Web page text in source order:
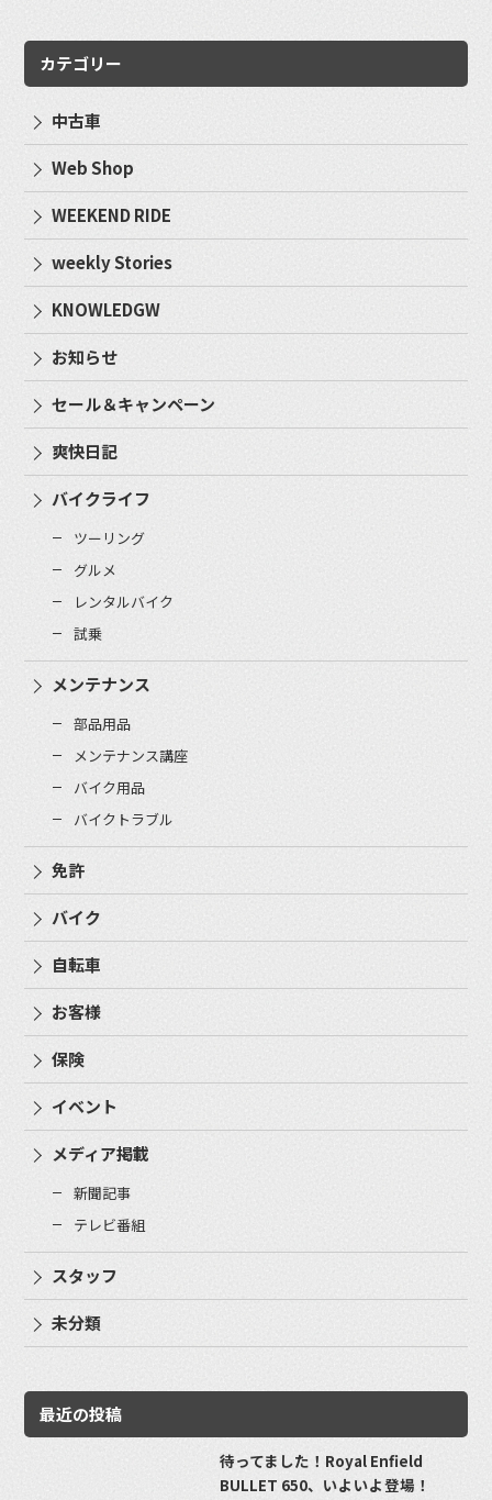
カテゴリー
中古車
Web Shop
WEEKEND RIDE
weekly Stories
KNOWLEDGW
お知らせ
セール＆キャンペーン
爽快日記
バイクライフ
ツーリング
グルメ
レンタルバイク
試乗
メンテナンス
部品用品
メンテナンス講座
バイク用品
バイクトラブル
免許
バイク
自転車
お客様
保険
イベント
メディア掲載
新聞記事
テレビ番組
スタッフ
未分類
最近の投稿
待ってました！Royal Enfield
BULLET 650、いよいよ登場！